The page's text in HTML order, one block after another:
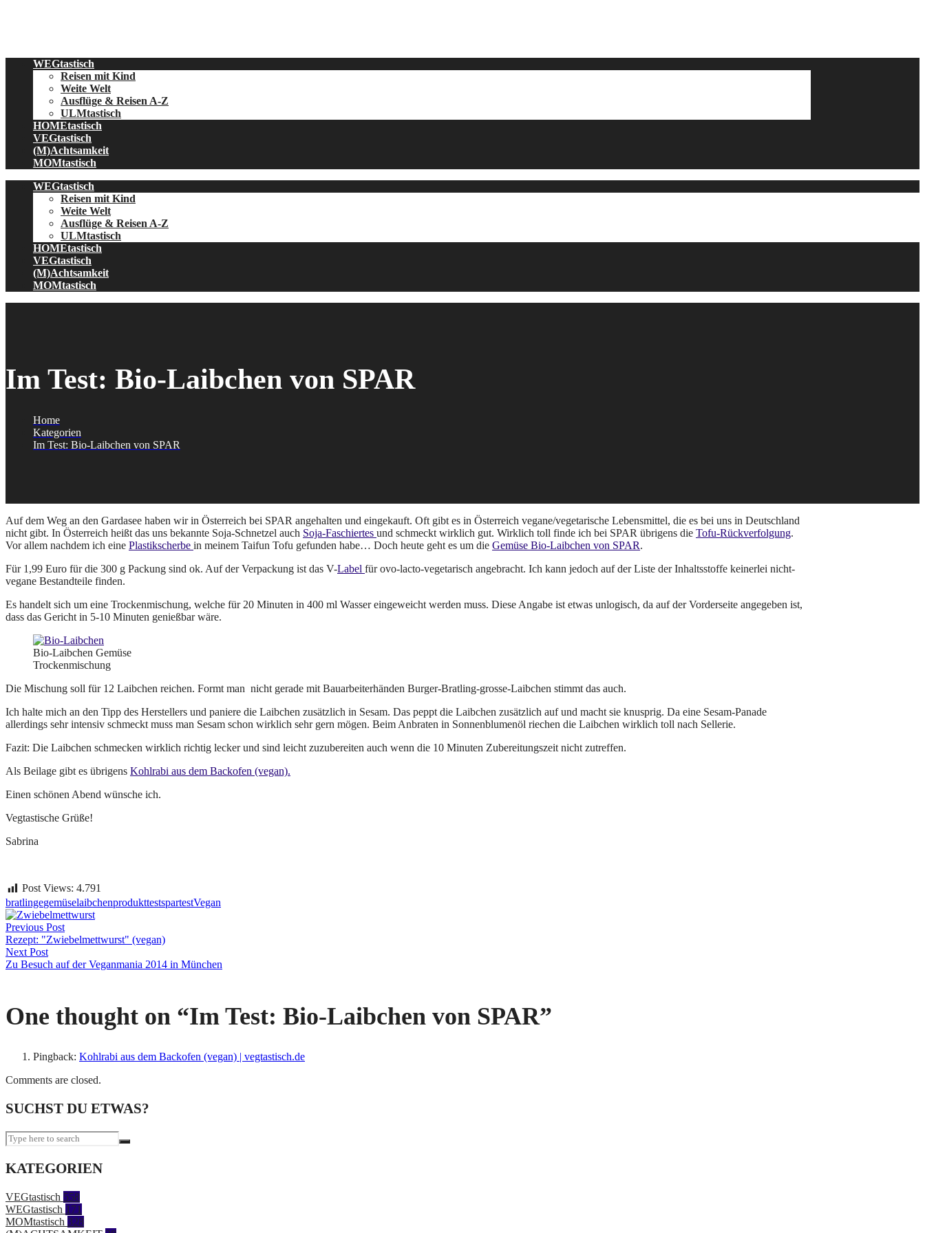
WEGtastisch
Reisen mit Kind
Weite Welt
Ausflüge & Reisen A-Z
ULMtastisch
HOMEtastisch
VEGtastisch
(M)Achtsamkeit
MOMtastisch
WEGtastisch
Reisen mit Kind
Weite Welt
Ausflüge & Reisen A-Z
ULMtastisch
HOMEtastisch
VEGtastisch
(M)Achtsamkeit
MOMtastisch
Im Test: Bio-Laibchen von SPAR
Home
Kategorien
Im Test: Bio-Laibchen von SPAR
Auf dem Weg an den Gardasee haben wir in Österreich bei SPAR angehalten und eingekauft. Oft gibt es in Österreich vegane/vegetarische Lebensmittel, die es bei uns in Deutschland
nicht gibt. In Österreich heißt das uns bekannte Soja-Schnetzel auch Soja-Faschiertes und schmeckt wirklich gut. Wirklich toll finde ich bei SPAR übrigens die Tofu-Rückverfolgung.
Vor allem nachdem ich eine Plastikscherbe in meinem Taifun Tofu gefunden habe… Doch heute geht es um die Gemüse Bio-Laibchen von SPAR.
Für 1,99 Euro für die 300 g Packung sind ok. Auf der Verpackung ist das V-Label für ovo-lacto-vegetarisch angebracht. Ich kann jedoch auf der Liste der Inhaltsstoffe keinerlei nicht-
vegane Bestandteile finden.
Es handelt sich um eine Trockenmischung, welche für 20 Minuten in 400 ml Wasser eingeweicht werden muss. Diese Angabe ist etwas unlogisch, da auf der Vorderseite angegeben ist,
dass das Gericht in 5-10 Minuten genießbar wäre.
Bio-Laibchen Gemüse
Trockenmischung
Die Mischung soll für 12 Laibchen reichen. Formt man nicht gerade mit Bauarbeiterhänden Burger-Bratling-grosse-Laibchen stimmt das auch.
Ich halte mich an den Tipp des Herstellers und paniere die Laibchen zusätzlich in Sesam. Das peppt die Laibchen zusätzlich auf und macht sie knusprig. Da eine Sesam-Panade
allerdings sehr intensiv schmeckt muss man Sesam schon wirklich sehr gern mögen. Beim Anbraten in Sonnenblumenöl riechen die Laibchen wirklich toll nach Sellerie.
Fazit: Die Laibchen schmecken wirklich richtig lecker und sind leicht zuzubereiten auch wenn die 10 Minuten Zubereitungszeit nicht zutreffen.
Als Beilage gibt es übrigens Kohlrabi aus dem Backofen (vegan).
Einen schönen Abend wünsche ich.
Vegtastische Grüße!
Sabrina
Post Views: 4.791
bratlingegemüselaibchenprodukttestspartestVegan
Beitragsnavigation
Previous Post
Rezept: "Zwiebelmettwurst" (vegan)
Next Post
Zu Besuch auf der Veganmania 2014 in München
One thought on “Im Test: Bio-Laibchen von SPAR”
Pingback: Kohlrabi aus dem Backofen (vegan) | vegtastisch.de
Comments are closed.
SUCHST DU ETWAS?
KATEGORIEN
VEGtastisch 558
WEGtastisch 171
MOMtastisch 328